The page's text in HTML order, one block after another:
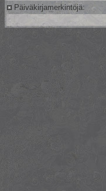
Päiväkirjamerkintöjä: